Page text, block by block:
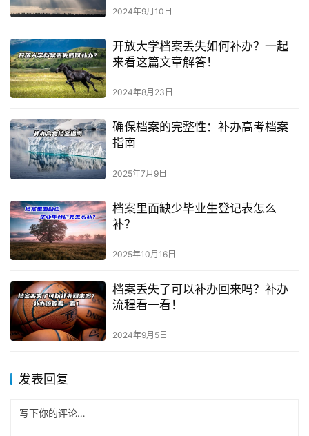
2024年9月10日
开放大学档案丢失如何补办？一起
来看这篇文章解答！
2024年8月23日
确保档案的完整性：补办高考档案
指南
2025年7月9日
档案里面缺少毕业生登记表怎么
补？
2025年10月16日
档案丢失了可以补办回来吗？补办
流程看一看！
2024年9月5日
发表回复